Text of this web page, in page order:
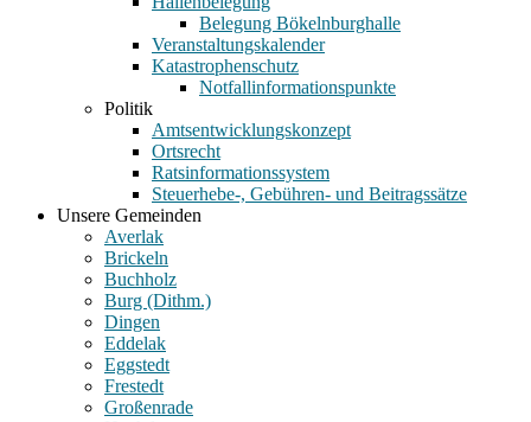
Belegung Bökelnburghalle
Veranstaltungskalender
Katastrophenschutz
Notfallinformationspunkte
Politik
Amtsentwicklungskonzept
Ortsrecht
Ratsinformationssystem
Steuerhebe-, Gebühren- und Beitragssätze
Unsere Gemeinden
Averlak
Brickeln
Buchholz
Burg (Dithm.)
Dingen
Eddelak
Eggstedt
Frestedt
Großenrade